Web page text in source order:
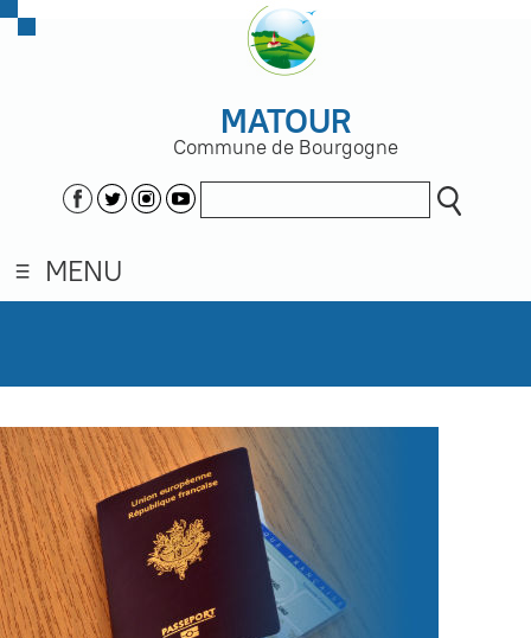
MATOUR
Commune de Bourgogne
MENU